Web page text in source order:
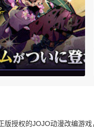
授权的JOJO动漫改编游